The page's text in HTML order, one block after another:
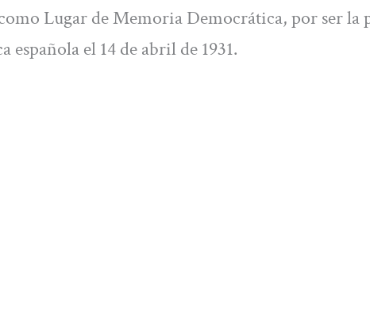
Lugar de Memoria Democrática, por ser la
el 14 de abril de 1931.